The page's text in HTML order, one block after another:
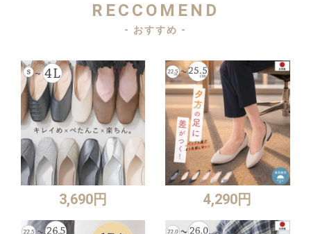
RECCOMEND
- おすすめ -
3,690円 4,290円